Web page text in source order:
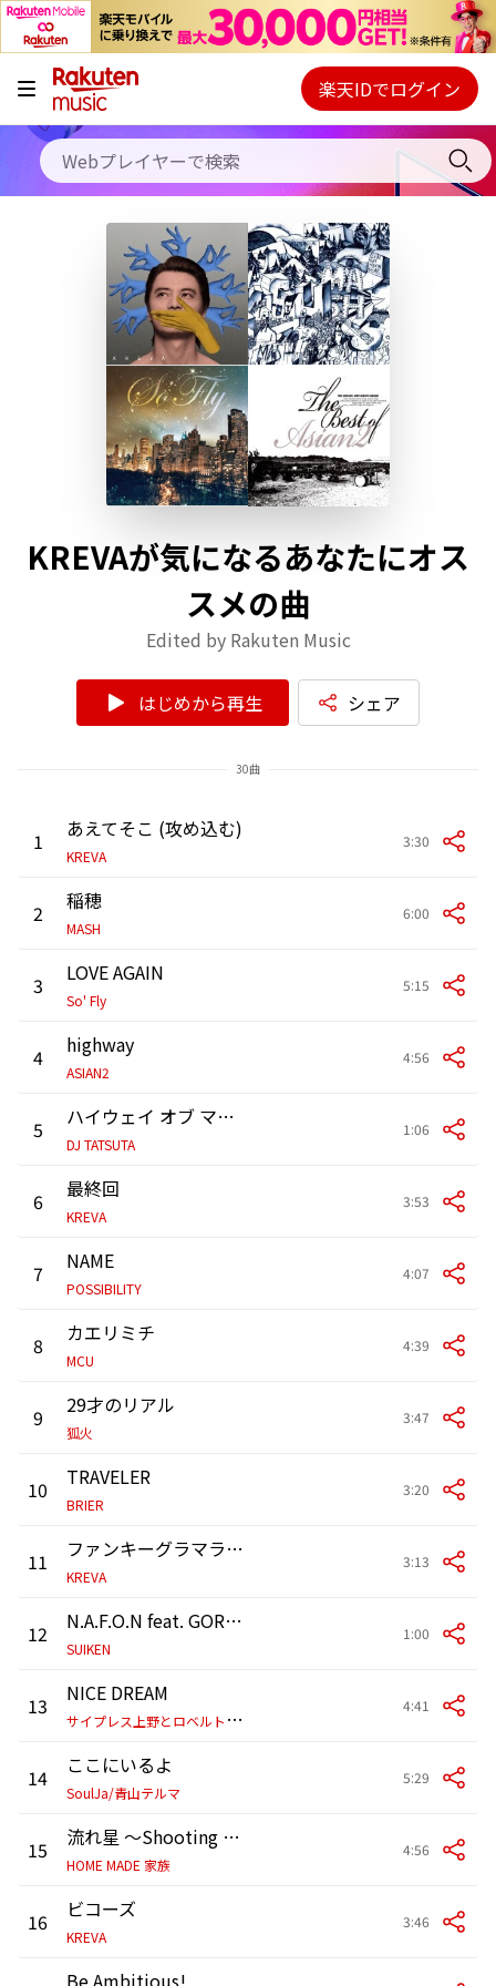
キャンペーン
料金プラン
使い方
初回30日間無料お試し
Webプレイヤー
ご契約内容の確認・変更
楽天IDでログイン
KREVAが気になるあなたにオス
スメの曲
Edited by Rakuten Music
はじめから再生 シェア
30曲
1 あえてそこ (攻め込む)
KREVA
3:30
2 稲穂
MASH
6:00
3 LOVE AGAIN
So' Fly
5:15
4 highway
ASIAN2
4:56
5 ハイウェイ オブ マイライフ エピローグ
DJ TATSUTA
1:06
6 最終回
KREVA
3:53
7 NAME
POSSIBILITY
4:07
8 カエリミチ
MCU
4:39
9 29才のリアル
狐火
3:47
10 TRAVELER
BRIER
3:20
11 ファンキーグラマラス feat.Mummy-D
KREVA
3:13
12 N.A.F.O.N feat. GORE-TEX
SUIKEN
1:00
13
NICE DREAM
サ
イプレス上野とロベルト吉野
4:41
14 ここにいるよ
SoulJa/青山テルマ
5:29
15 流れ星 〜Shooting Star〜
HOME MADE 家族
4:56
16 ビコーズ
KREVA
3:46
Be Ambitious!